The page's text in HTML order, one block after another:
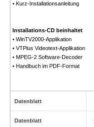
• Kurz-Installationsanleitung
Installations-CD beinhaltet
• WinTV2000-Applikation
• VTPlus Videotext-Applikation
• MPEG-2 Software-Decoder
• Handbuch im PDF-Format
Datenblatt
Datenblatt